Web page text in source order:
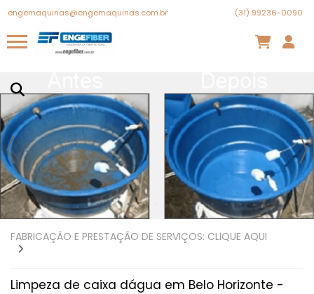
engemaquinas@engemaquinas.com.br (31) 99236-0090
FABRICAÇÃO E PRESTAÇÃO DE SERVIÇOS: CLIQUE AQUI
Limpeza de caixa dágua em Belo Horizonte -